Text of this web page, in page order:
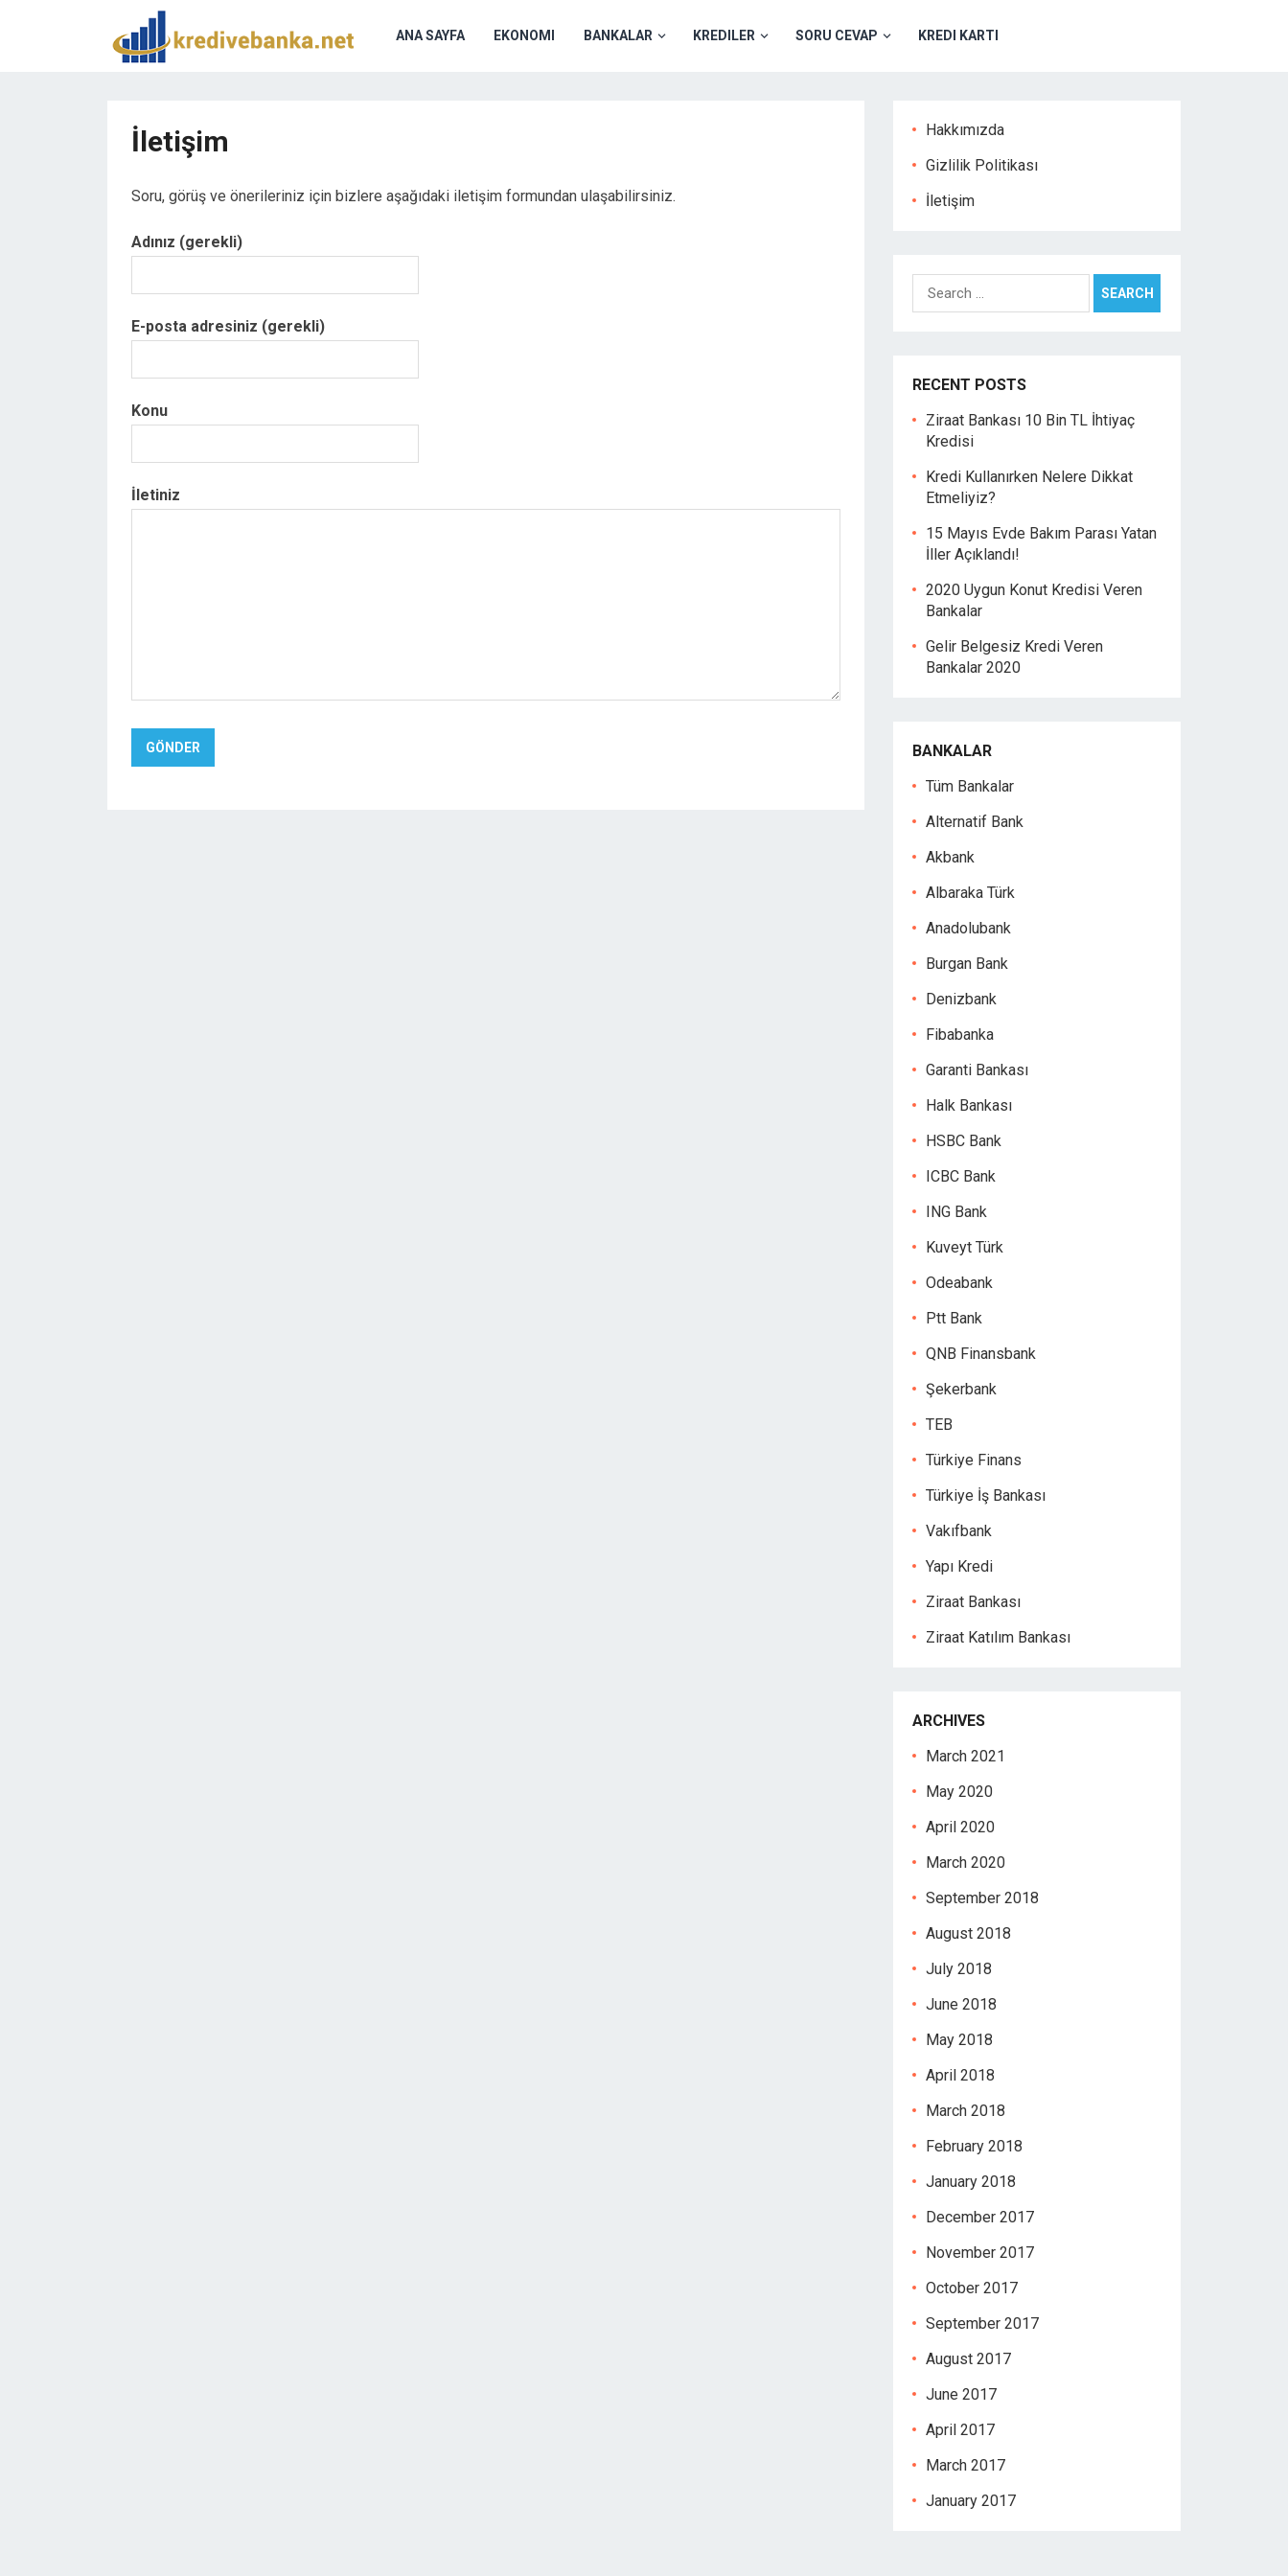
ANA SAYFA EKONOMI BANKALAR KREDILER SORU CEVAP KREDI KARTI
İletişim
Soru, görüş ve önerileriniz için bizlere aşağıdaki iletişim formundan ulaşabilirsiniz.
Adınız (gerekli)
E-posta adresiniz (gerekli)
Konu
İletiniz
Hakkımızda
Gizlilik Politikası
İletişim
Search
for:
RECENT POSTS
Ziraat Bankası 10 Bin TL İhtiyaç
Kredisi
Kredi Kullanırken Nelere Dikkat
Etmeliyiz?
15 Mayıs Evde Bakım Parası Yatan
İller Açıklandı!
2020 Uygun Konut Kredisi Veren
Bankalar
Gelir Belgesiz Kredi Veren
Bankalar 2020
BANKALAR
Tüm Bankalar
Alternatif Bank
Akbank
Albaraka Türk
Anadolubank
Burgan Bank
Denizbank
Fibabanka
Garanti Bankası
Halk Bankası
HSBC Bank
ICBC Bank
ING Bank
Kuveyt Türk
Odeabank
Ptt Bank
QNB Finansbank
Şekerbank
TEB
Türkiye Finans
Türkiye İş Bankası
Vakıfbank
Yapı Kredi
Ziraat Bankası
Ziraat Katılım Bankası
ARCHIVES
March 2021
May 2020
April 2020
March 2020
September 2018
August 2018
July 2018
June 2018
May 2018
April 2018
March 2018
February 2018
January 2018
December 2017
November 2017
October 2017
September 2017
August 2017
June 2017
April 2017
March 2017
January 2017